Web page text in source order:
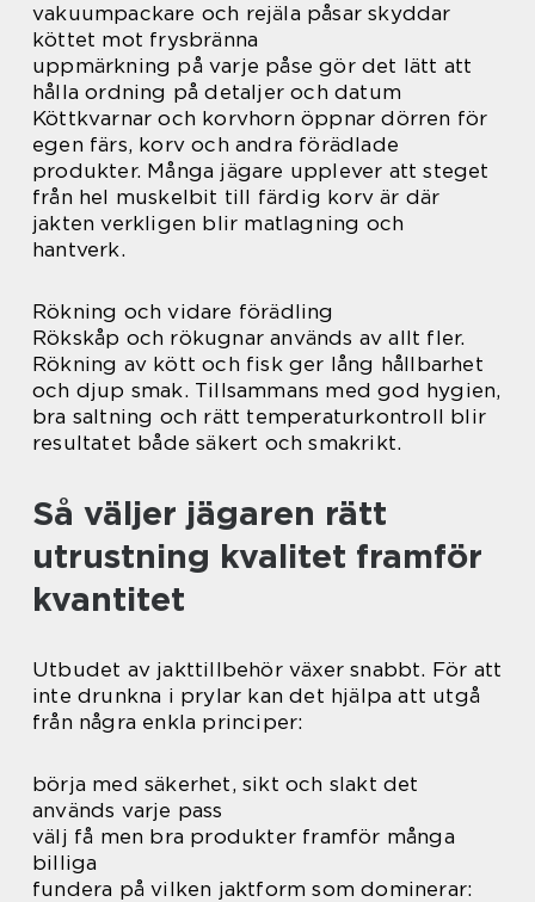
vakuumpackare och rejäla påsar skyddar
köttet mot frysbränna
uppmärkning på varje påse gör det lätt att
hålla ordning på detaljer och datum
Köttkvarnar och korvhorn öppnar dörren för
egen färs, korv och andra förädlade
produkter. Många jägare upplever att steget
från hel muskelbit till färdig korv är där
jakten verkligen blir matlagning och
hantverk.
Rökning och vidare förädling
Rökskåp och rökugnar används av allt fler.
Rökning av kött och fisk ger lång hållbarhet
och djup smak. Tillsammans med god hygien,
bra saltning och rätt temperaturkontroll blir
resultatet både säkert och smakrikt.
Så väljer jägaren rätt
utrustning kvalitet framför
kvantitet
Utbudet av jakttillbehör växer snabbt. För att
inte drunkna i prylar kan det hjälpa att utgå
från några enkla principer:
börja med säkerhet, sikt och slakt det
används varje pass
välj få men bra produkter framför många
billiga
fundera på vilken jaktform som dominerar: